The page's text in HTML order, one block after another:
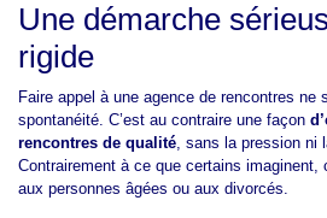
Une démarche
rigide
Faire appel à une agence de rencontres ne
spontanéité. C’est au contraire une façon
rencontres de qualité , sans la pression ni
Contrairement à ce que certains imaginent,
aux personnes âgées ou aux divorcés.